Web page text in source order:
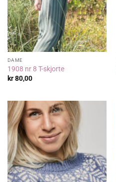
DAME
1908 nr 8 T-skjorte
kr80,00